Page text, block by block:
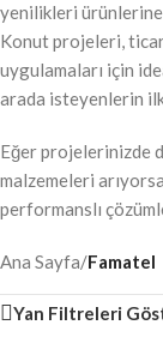
yenilikleri
Konut projeleri,
uygulamaları için
arada isteyenlerin
Eğer projelerinizde
malzemeleri
performanslı
Ana Sayfa/Famatel
Yan Filtreleri